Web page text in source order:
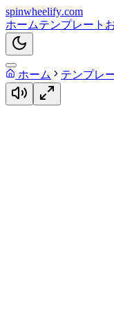
spinwheelify.com
ホームテンプレート
ホーム テンプレ